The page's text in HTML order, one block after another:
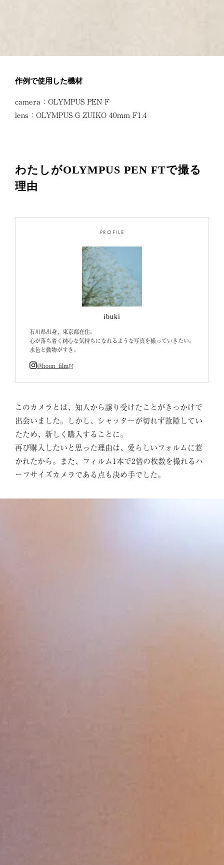
作例で使用した機材
camera：OLYMPUS PEN F
lens：OLYMPUS G ZUIKO 40mm F1.4
わたしがOLYMPUS PEN FTで撮る
理由
PROFILE
ibuki
石川県出身、東京都在住。
心が落ち着く純心な気持ちになれるような写真を撮っていきたい。
水色と動物がすき。
@houn_film
このカメラとは、知人から譲り受けたことがきっかけで
出会いました。しかし、シャッターが切れず故障してい
たため、新しく購入することに。
再び購入したいと思った理由は、愛らしいフォルムに惹
かれたから。また、フィルム1本で2倍の枚数を撮れるハ
ーフサイズカメラである点も決め手でした。